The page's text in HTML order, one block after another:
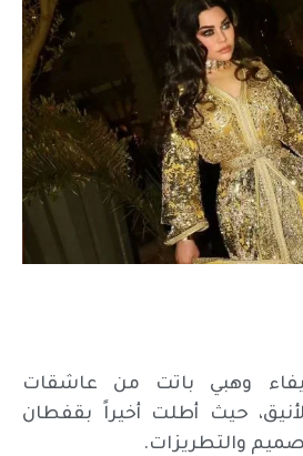
وهبي باتت من عاشقات
حيث أطلت أخيراً بقفطان
والتطريزات.